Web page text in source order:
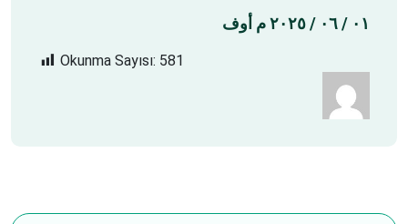
٠١ / ٠٦ / ٢٠٢٥ م أوف
Okunma Sayısı: 581